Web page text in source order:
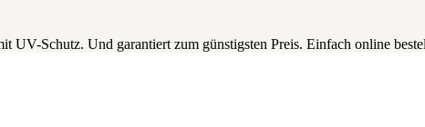
UV-Schutz. Und garantiert zum günstigsten Preis. Einfach online